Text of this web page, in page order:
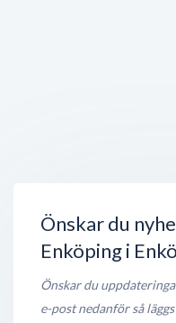
Önskar du
Enköping i
Önskar du
e-post nedanför så